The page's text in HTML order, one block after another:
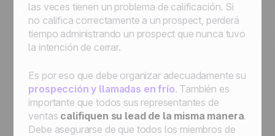
las veces tienen un problema de calificación. Si
no califica correctamente a un prospect, perderá
tiempo administrando un prospect que nunca tuvo
la intención de cerrar.
Es por eso que debe organizar adecuadamente su
prospección y llamadas en frío. También es
importante que todos sus representantes de
ventas califiquen su lead de la misma manera.
Debe asegurarse de que todos los miembros de